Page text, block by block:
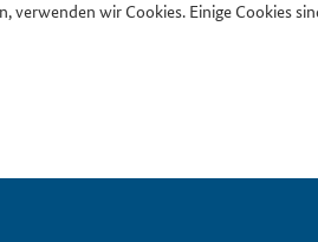
verwenden wir Cookies. Einige Cookies